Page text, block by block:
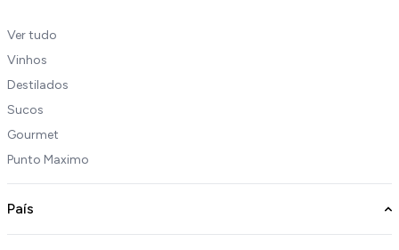
Ver tudo
Vinhos
Destilados
Sucos
Gourmet
Punto Maximo
País